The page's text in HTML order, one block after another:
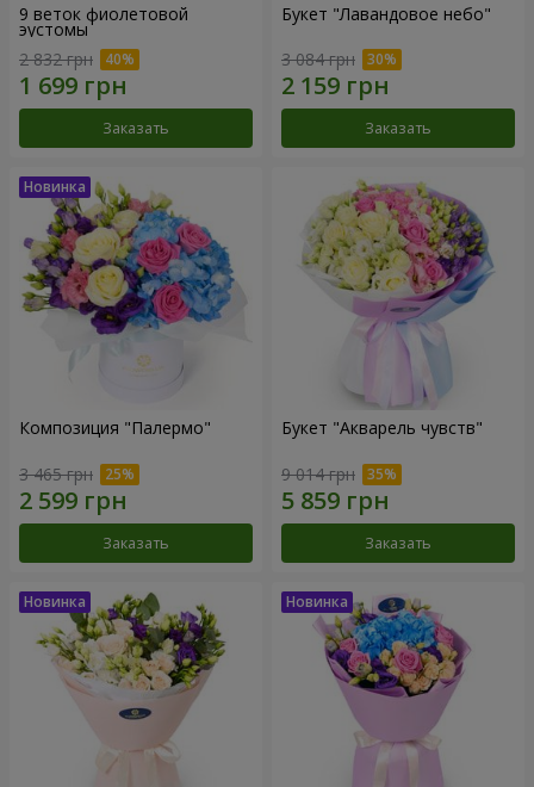
9 веток фиолетовой
эустомы
2 832 грн
Заказать
Букет "Лавандовое небо"
3 084 грн
Заказать
Композиция "Палермо"
3 465 грн
Заказать
Букет "Акварель чувств"
9 014 грн
Заказать